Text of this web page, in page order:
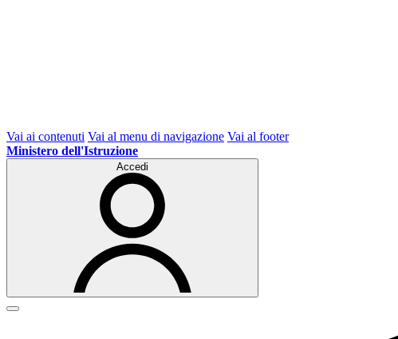
Vai ai contenuti Vai al menu di navigazione Vai al footer
Ministero dell'Istruzione
Accedi